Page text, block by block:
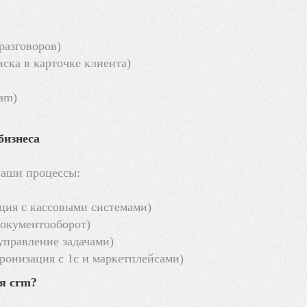
в карточке клиента)
процессы:
с кассовыми системами)
задачами)
с 1с и маркетплейсами)
crm?